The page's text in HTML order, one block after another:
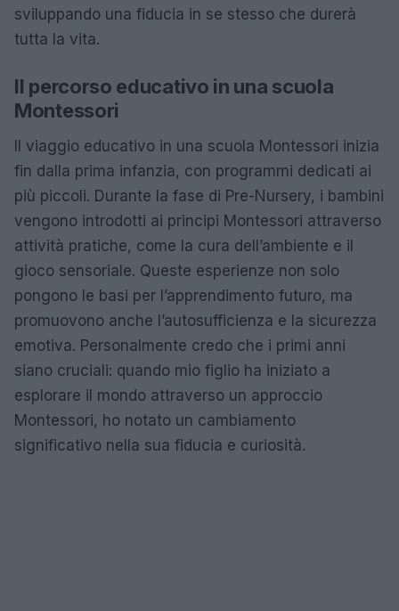
sviluppando una fiducia in se stesso che durerà
tutta la vita.
Il percorso educativo in una scuola
Montessori
Il viaggio educativo in una scuola Montessori inizia
fin dalla prima infanzia, con programmi dedicati ai
più piccoli. Durante la fase di Pre-Nursery, i bambini
vengono introdotti ai principi Montessori attraverso
attività pratiche, come la cura dell’ambiente e il
gioco sensoriale. Queste esperienze non solo
pongono le basi per l’apprendimento futuro, ma
promuovono anche l’autosufficienza e la sicurezza
emotiva. Personalmente credo che i primi anni
siano cruciali: quando mio figlio ha iniziato a
esplorare il mondo attraverso un approccio
Montessori, ho notato un cambiamento
significativo nella sua fiducia e curiosità.